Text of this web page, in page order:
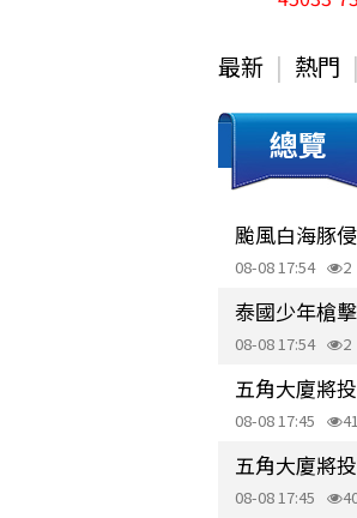
最新 熱門
總覽
颱風白海豚
08-08 17:54 2
泰國少年槍
08-08 17:54 2
五角大廈將
08-08 17:45 41
五角大廈將
08-08 17:45